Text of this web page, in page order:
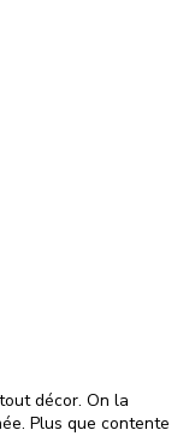
décor. On la
Plus que contente